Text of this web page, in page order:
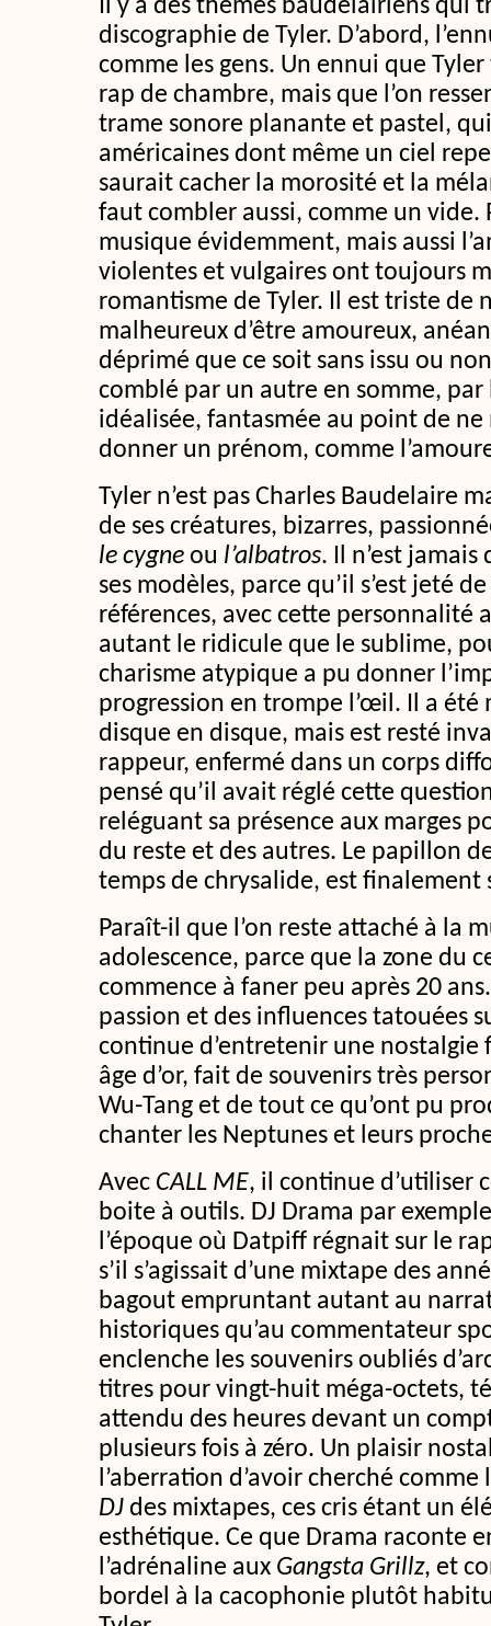
Il y a des thèmes baudelairiens qui
discographie de Tyler. D’abord,
comme les gens. Un ennui que Tyler
rap de chambre, mais que l’on
trame sonore planante et pastel,
américaines dont même un ciel
saurait cacher la morosité et la
faut combler aussi, comme un vide.
musique évidemment, mais aussi
violentes et vulgaires ont toujours
romantisme de Tyler. Il est triste de
malheureux d’être amoureux,
déprimé que ce soit sans issu ou
comblé par un autre en somme, par
idéalisée, fantasmée au point de
donner un prénom, comme
Tyler n’est pas Charles Baudelaire
de ses créatures, bizarres,
le cygne ou l’albatros. Il n’est
ses modèles, parce qu’il s’est jeté
références, avec cette
autant le ridicule que le sublime,
charisme atypique a pu donner
progression en trompe l’œil. Il a
disque en disque, mais est resté
rappeur, enfermé dans un corps
pensé qu’il avait réglé cette
reléguant sa présence aux marges
du reste et des autres. Le papillon
temps de chrysalide, est finalement
Paraît-il que l’on reste attaché à la
adolescence, parce que la zone du
commence à faner peu après 20
passion et des influences tatouées
continue d’entretenir une
âge d’or, fait de souvenirs très
Wu-Tang et de tout ce qu’ont pu
chanter les Neptunes et leurs
Avec CALL ME, il continue d’utiliser
boite à outils. DJ Drama par
l’époque où Datpiff régnait sur le
s’il s’agissait d’une mixtape des
bagout empruntant autant au
historiques qu’au commentateur
enclenche les souvenirs oubliés
titres pour vingt-huit méga-octets,
attendu des heures devant un
plusieurs fois à zéro. Un plaisir
l’aberration d’avoir cherché
DJ des mixtapes, ces cris étant un
esthétique. Ce que Drama raconte
l’adrénaline aux Gangsta Grillz, et
bordel à la cacophonie plutôt